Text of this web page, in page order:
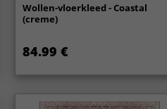
Wollen-vloerkleed - Coastal
(creme)
84.99 €